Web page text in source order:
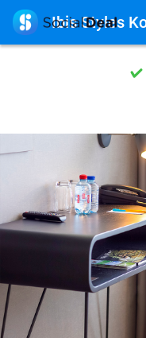
7
7
 Ibis Styles